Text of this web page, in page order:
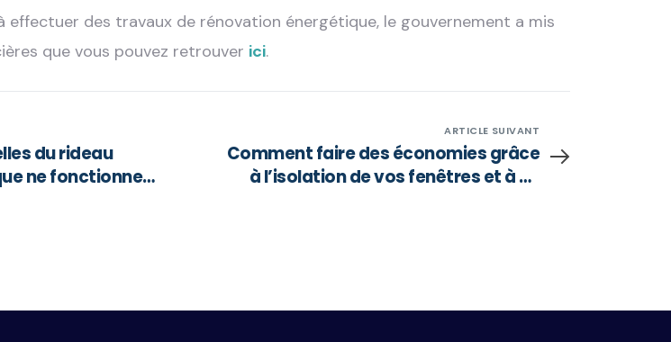
effectuer des travaux de rénovation énergétique, le gouvernement a mis
que vous pouvez retrouver ici.
du rideau
ne fonctionnent
ARTICLE SUIVANT
Comment faire des économies grâce
à l’isolation de vos fenêtres et à un